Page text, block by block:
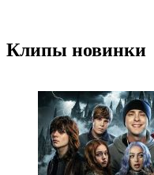
Клипы новинки